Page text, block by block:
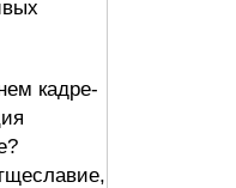
кадре-